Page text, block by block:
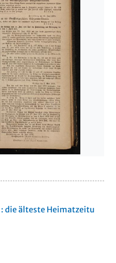
die älteste Heimatzeitu